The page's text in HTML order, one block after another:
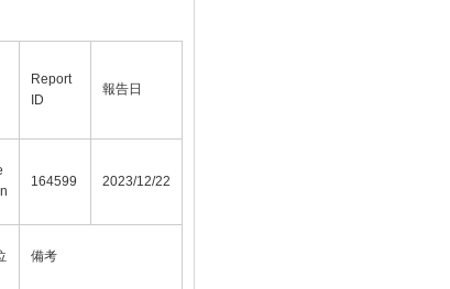
Report
ID
報告日
164599 2023/12/22
備考